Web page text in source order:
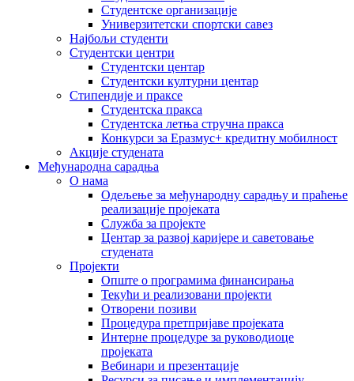
Студентске организације
Универзитетски спортски савез
Најбољи студенти
Студентски центри
Студентски центар
Студентски културни центар
Стипендије и праксе
Студентска пракса
Студентска летња стручна пракса
Конкурси за Еразмус+ кредитну мобилност
Акције студената
Међународна сарадња
О нама
Одељење за међународну сарадњу и праћење
реализације пројеката
Служба за пројекте
Центар за развој каријере и саветовање
студената
Пројекти
Опште о програмима финансирања
Текући и реализовани пројекти
Отворени позиви
Процедура претпријаве пројеката
Интерне процедуре за руководиоце
пројеката
Вебинари и презентације